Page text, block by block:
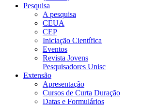
Pesquisa
A pesquisa
CEUA
CEP
Iniciação Científica
Eventos
Revista Jovens
Pesquisadores Unisc
Extensão
Apresentação
Cursos de Curta Duração
Datas e Formulários